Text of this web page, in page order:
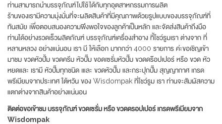
ท่านสามารถนำบรรจุภัณฑ์ไปใช้ได้กับทุกอุตสาหกรรมการผลิต
ร้านของเรามีความมุ่งมั่นที่จะผลิตสินค้าที่มีคุณภาพด้วยรูปแบบของบรรจุภัณฑ์ที่
ทันสมัย เพื่อตอบสนองความพึงพอใจของลูกค้าเป็นหลัก และจัดส่งสินค้าถึงมือ
ท่านได้อย่างรวดเร็วผลิตภัณฑ์ บรรจุภัณฑ์เครื่องสำอาง ที้โชว์รูมเรา ต่างจาก ที่
หลานหลวง อย่างแน่นอน เรา มี ให้เลือก มากกว่า 4000 รายการ ค่ะขอเชิญเข้า
มาชม ขวดหัวปั้ม ขวดครีม หัวปั๊ม ขอดเซรั่มหัวปั๊ม ขวดดร๊อปเปอร์ หรือ ขวด หัว
หยดและ เรามี หัวปั๊มทุกชนิด เและ ขวดหัวปั๊ม และกระปุกปั๊ม สุญญากาศ เกรด
พรีเมียมจากประเทศ ใต้หวัน ของ Wisdompak ที่โชว์รูม เรา ท่านจะสัมผัสความ
แตกต่างจากสินค้าอย่างแน่นอน
ติดต่อขอเข้าชม บรรจุภัณฑ์ ขวดเซรั่ม หรือ ขวดดรอปเปอร์ เกรดพรีเมียมจาก
Wisdompak